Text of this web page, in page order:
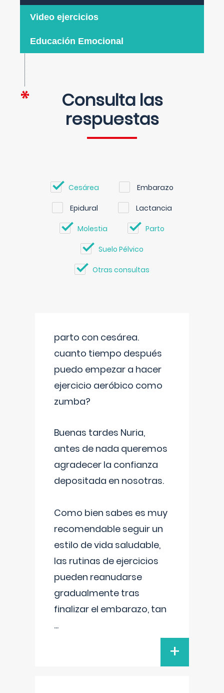
Video ejercicios
Educación Emocional
Consulta las
respuestas
Cesárea Embarazo
Epidural Lactancia
Molestia Parto
Suelo Pélvico
Otras consultas
parto con cesárea.
cuanto tiempo después
puedo empezar a hacer
ejercicio aeróbico como
zumba?
Buenas tardes Nuria,
antes de nada queremos
agradecer la confianza
depositada en nosotras.
Como bien sabes es muy
recomendable seguir un
estilo de vida saludable,
las rutinas de ejercicios
pueden reanudarse
gradualmente tras
finalizar el embarazo, tan
...
+